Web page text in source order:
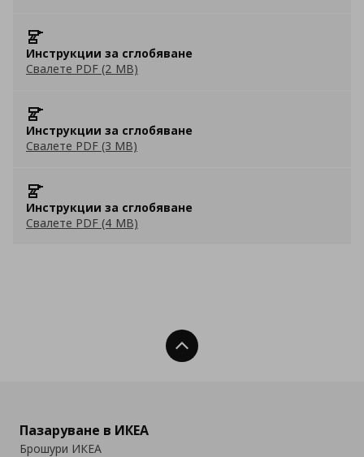
Инструкции за сглобяване
Свалете PDF (2 MB)
Инструкции за сглобяване
Свалете PDF (3 MB)
Инструкции за сглобяване
Свалете PDF (4 MB)
Нагоре
Пазаруване в ИКЕА
Брошури ИКЕА